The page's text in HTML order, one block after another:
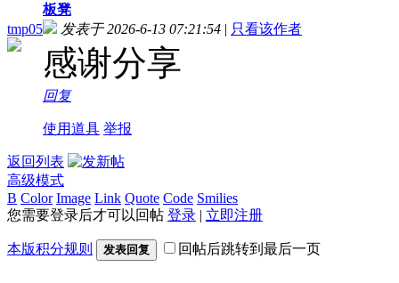
tmp05
板凳
发表于 2026-6-13 07:21:54 | 只看该作者
感谢分享
回复
使用道具 举报
返回列表
高级模式
B Color Image Link Quote Code Smilies
您需要登录后才可以回帖 登录 | 立即注册
本版积分规则 发表回复 回帖后跳转到最后一页